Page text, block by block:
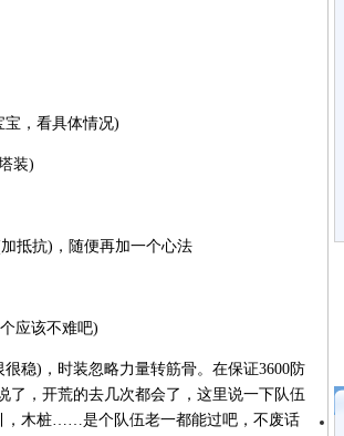
，看具体情况)
装)
抵抗)，随便再加一个心法
应该不难吧)
稳)，时装忽略力量转筋骨。在保证3600防
了，开荒的去几次都会了，这里说一下队伍
，木桩……是个队伍老一都能过吧，不废话